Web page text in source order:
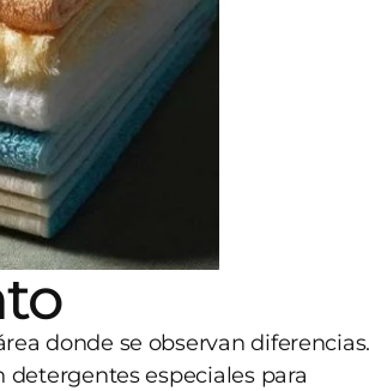
donde se observan diferencias.
detergentes especiales para